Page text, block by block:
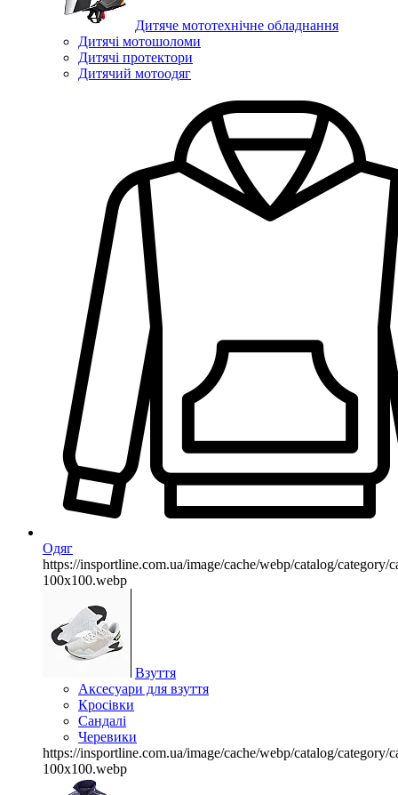
Дитяче мототехнічне обладнання
Дитячі мотошоломи
Дитячі протектори
Дитячий мотоодяг
Одяг
https://insportline.com.ua/image/cache/webp/catalog/category/
100x100.webp
Взуття
Аксесуари для взуття
Кросівки
Сандалі
Черевики
https://insportline.com.ua/image/cache/webp/catalog/category/
100x100.webp